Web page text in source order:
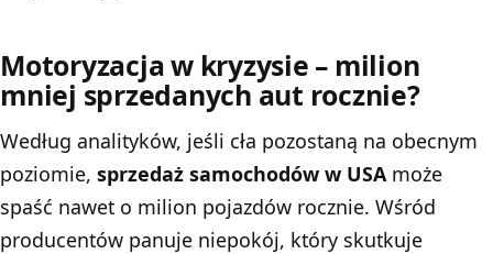
Motoryzacja w kryzysie – milion
mniej sprzedanych aut rocznie?
Według analityków, jeśli cła pozostaną na obecnym
poziomie, sprzedaż samochodów w USA może
spaść nawet o milion pojazdów rocznie. Wśród
producentów panuje niepokój, który skutkuje